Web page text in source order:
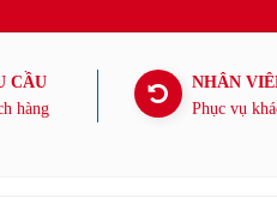
CẦU
hàng
NHÂN
Phục vụ